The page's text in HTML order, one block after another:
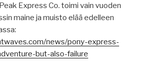
Express Co. toimi vain vuoden
maine ja muisto elää edelleen
news/pony-express-
but-also-failure